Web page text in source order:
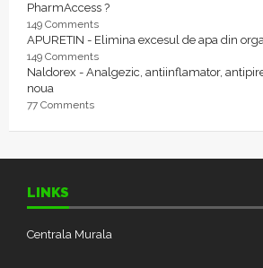
PharmAccess ?
149 Comments
APURETIN - Elimina excesul de apa din
149 Comments
Naldorex - Analgezic, antiinflamator,
noua
77 Comments
LINKS
Centrala Murala